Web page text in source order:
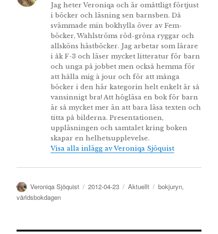
Jag heter Veroniqa och är omåttligt förtjust
i böcker och läsning sen barnsben. Då
svämmade min bokhylla över av Fem-
böcker, Wahlströms röd-gröna ryggar och
allsköns hästböcker. Jag arbetar som lärare
i åk F-3 och läser mycket litteratur för barn
och unga på jobbet men också hemma för
att hålla mig à jour och för att många
böcker i den här kategorin helt enkelt är så
vansinnigt bra! Att högläsa en bok för barn
är så mycket mer än att bara läsa texten och
titta på bilderna. Presentationen,
uppläsningen och samtalet kring boken
skapar en helhetsupplevelse.
Visa alla inlägg av Veroniqa Sjöquist
Författare
Veroniqa Sjöquist
Publicerat
2012-04-23 Kategorier
Aktuellt Etiketter
bokjuryn,
världsbokdagen